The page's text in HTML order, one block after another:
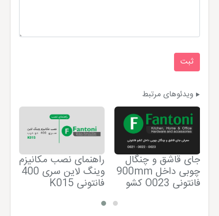
ویدئوهای مرتبط
راهنمای نصب مکانیزم
وینگ لاین سری 400
K015 فانتونی
جای قاشق و چنگال
900mm چوبی داخل
کشو O023 فانتونی